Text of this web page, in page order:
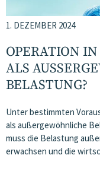
1. DEZEMBER 2024
OPERATION
ALS
ELASTUNG?
Unter bestimmten
als außergewöhnliche
muss die Belastung
erwachsen und die